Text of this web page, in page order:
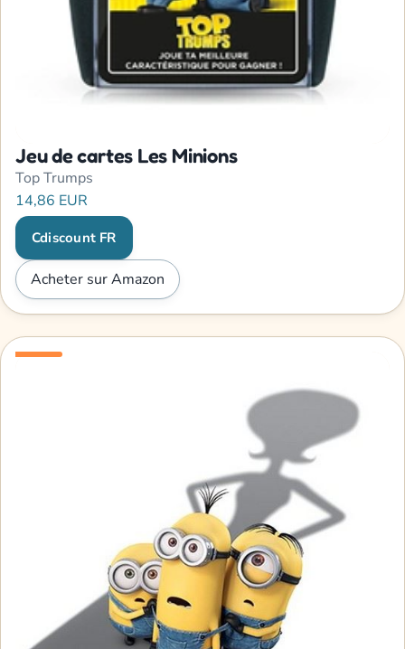
Jeu de cartes Les Minions
Top Trumps
14,86 EUR
Cdiscount FR
Acheter sur Amazon